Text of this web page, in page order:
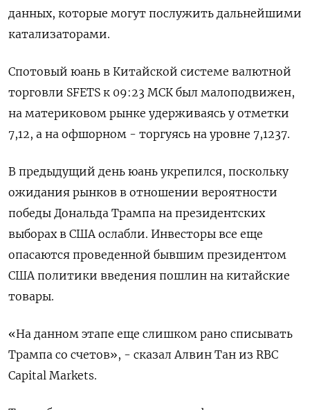
данных, которые могут послужить дальнейшими
катализаторами.
Спотовый юань в Китайской системе валютной
торговли SFETS к 09:23 МСК был малоподвижен,
на материковом рынке удерживаясь у отметки
7,12​, а на офшорном - торгуясь на уровне 7,1237.
В предыдущий день юань укрепился, поскольку
ожидания рынков в отношении вероятности
победы Дональда Трампа на президентских
выборах в США ослабли. Инвесторы все еще
опасаются проведенной бывшим президентом
США политики введения пошлин на китайские
товары.
«На данном этапе еще слишком рано списывать
Трампа со счетов», - сказал Алвин Тан из RBC
Capital Markets.